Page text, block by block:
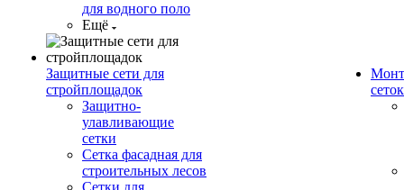
для водного поло
Ещё
Защитные сети для
стройплощадок
Защитно-
улавливающие
сетки
Сетка фасадная для
строительных лесов
Сетки для
сеток